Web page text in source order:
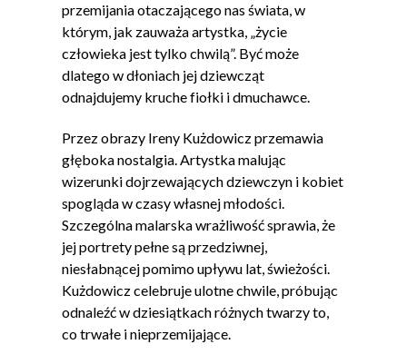
przemijania otaczającego nas świata, w
którym, jak zauważa artystka, „życie
człowieka jest tylko chwilą”. Być może
dlatego w dłoniach jej dziewcząt
odnajdujemy kruche fiołki i dmuchawce.
Przez obrazy Ireny Kużdowicz przemawia
głęboka nostalgia. Artystka malując
wizerunki dojrzewających dziewczyn i kobiet
spogląda w czasy własnej młodości.
Szczególna malarska wrażliwość sprawia, że
jej portrety pełne są przedziwnej,
niesłabnącej pomimo upływu lat, świeżości.
Kużdowicz celebruje ulotne chwile, próbując
odnaleźć w dziesiątkach różnych twarzy to,
co trwałe i nieprzemijające.